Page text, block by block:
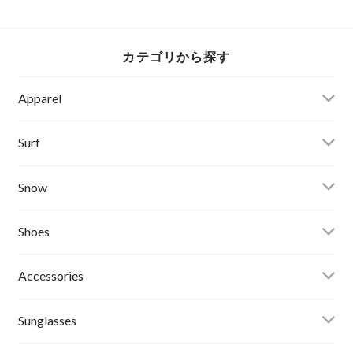
カテゴリから探す
Apparel
Banks Journal
Critical Slide(TCSS)
Afends
Roial
RVCA
Surf
Surfboards
Snow
Board
Binding
Boots
Shoes
Sandals
Shoes
Accessories
Sunglasses